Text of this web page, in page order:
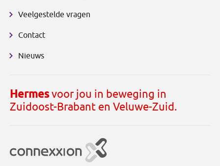
Veelgestelde vragen
Contact
Nieuws
Hermesvoor jou in beweging in
Zuidoost-Brabant en Veluwe-Zuid.